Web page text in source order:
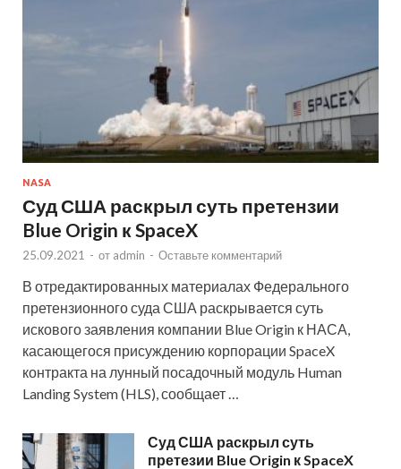
NASA
Суд США раскрыл суть претензии
Blue Origin к SpaceX
25.09.2021 - от admin - Оставьте комментарий
В отредактированных материалах Федерального
претензионного суда США раскрывается суть
искового заявления компании Blue Origin к НАСА,
касающегося присуждению корпорации SpaceX
контракта на лунный посадочный модуль Human
Landing System (HLS), сообщает …
Суд США раскрыл суть
претезии Blue Origin к SpaceX